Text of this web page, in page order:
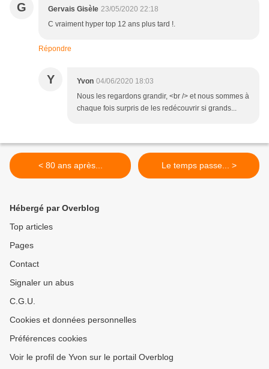
G Gervais Gisèle 23/05/2020 22:18
C vraiment hyper top 12 ans plus tard !.
Répondre
Y Yvon 04/06/2020 18:03
Nous les regardons grandir, <br /> et nous sommes à
chaque fois surpris de les redécouvrir si grands...
< 80 ans après... Le temps passe... >
Hébergé par Overblog
Top articles
Pages
Contact
Signaler un abus
C.G.U.
Cookies et données personnelles
Préférences cookies
Voir le profil de Yvon sur le portail Overblog